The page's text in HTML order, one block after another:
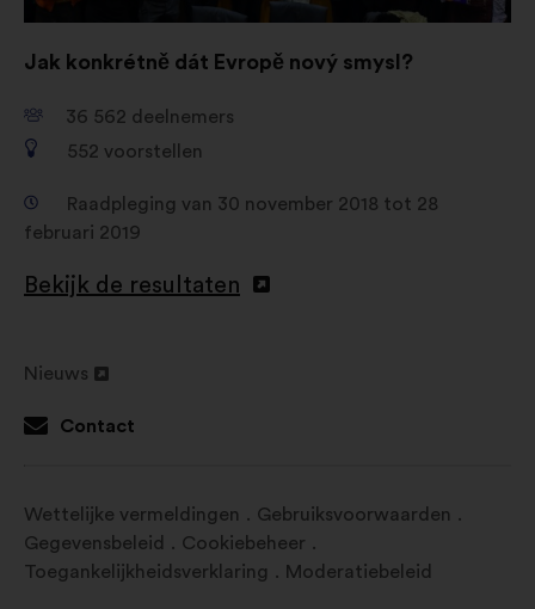
Jak konkrétně dát Evropě nový smysl?
36 562 deelnemers
552 voorstellen
Raadpleging van 30 november 2018 tot 28
februari 2019
Bekijk de resultaten
Nieuws
in
tabblad
Contact
Wettelijke vermeldingen
Gebruiksvoorwaarden
Gegevensbeleid
Cookiebeheer
Toegankelijkheidsverklaring
Moderatiebeleid